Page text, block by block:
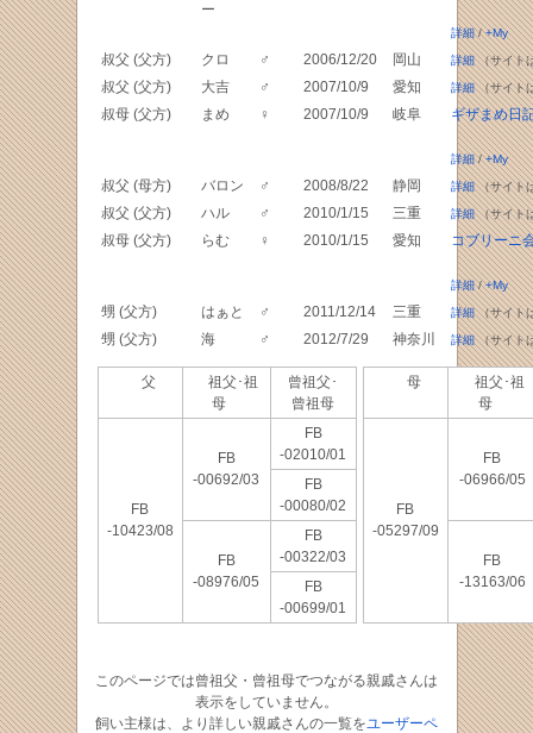
ー
詳細/+My
叔父 (父方) クロ ♂ 2006/12/20 岡山 詳細（サイト
叔父 (父方) 大吉 ♂ 2007/10/9 愛知 詳細（サイト
叔母 (父方) まめ ♀ 2007/10/9 岐阜 ギザまめ日
詳細/+My
叔父 (母方) バロン ♂ 2008/8/22 静岡 詳細（サイト
叔父 (父方) ハル ♂ 2010/1/15 三重 詳細（サイト
叔母 (父方) らむ ♀ 2010/1/15 愛知 コブリーニ
詳細/+My
甥 (父方) はぁと ♂ 2011/12/14 三重 詳細（サイト
甥 (父方) 海 ♂ 2012/7/29 神奈川 詳細（サイト
父
祖父･祖
母
曾祖父･
曾祖母
FB
-10423/08
FB
-00692/03
FB
-02010/01
FB
-00080/02
FB
-08976/05
FB
-00322/03
FB
-00699/01
母
祖父･祖
母
FB
-05297/09
FB
-06966/05
FB
-13163/06
このページでは曾祖父・曾祖母でつながる親戚さんは
表示をしていません。
飼い主様は、より詳しい親戚さんの一覧をユーザーペ